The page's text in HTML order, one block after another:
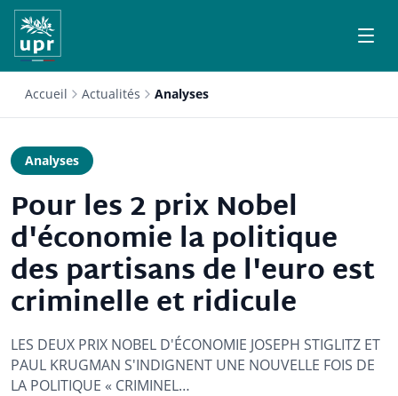
Accueil Actualités Analyses
Analyses
Pour les 2 prix Nobel
d'économie la politique
des partisans de l'euro est
criminelle et ridicule
LES DEUX PRIX NOBEL D'ÉCONOMIE JOSEPH STIGLITZ ET
PAUL KRUGMAN S'INDIGNENT UNE NOUVELLE FOIS DE
LA POLITIQUE « CRIMINEL…